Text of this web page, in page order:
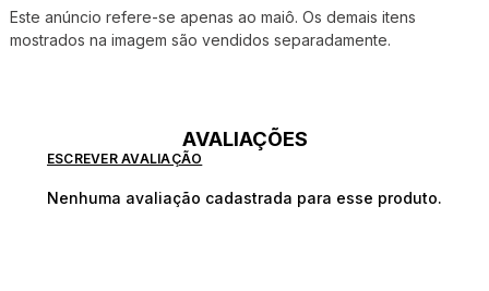
Este anúncio refere-se apenas ao maiô. Os demais itens
mostrados na imagem são vendidos separadamente.
AVALIAÇÕES
ESCREVER AVALIAÇÃO
Nenhuma avaliação cadastrada para esse produto.